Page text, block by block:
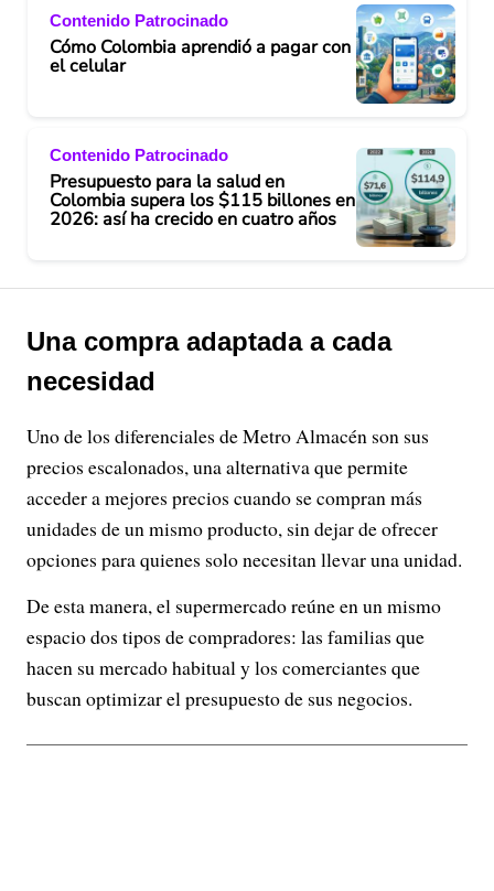
Contenido Patrocinado
Cómo Colombia aprendió a pagar con
el celular
Contenido Patrocinado
Presupuesto para la salud en
Colombia supera los $115 billones en
2026: así ha crecido en cuatro años
Una compra adaptada a cada
necesidad
Uno de los diferenciales de Metro Almacén son sus
precios escalonados, una alternativa que permite
acceder a mejores precios cuando se compran más
unidades de un mismo producto, sin dejar de ofrecer
opciones para quienes solo necesitan llevar una unidad.
De esta manera, el supermercado reúne en un mismo
espacio dos tipos de compradores: las familias que
hacen su mercado habitual y los comerciantes que
buscan optimizar el presupuesto de sus negocios.